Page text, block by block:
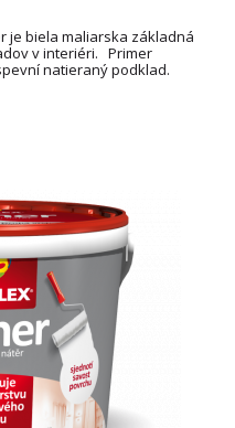
je biela maliarska základná
v interiéri. Primer
natieraný podklad.